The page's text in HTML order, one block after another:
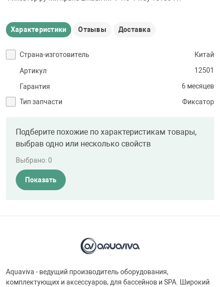
Характеристики Отзывы Доставка
Страна-изготовитель Китай
Артикул 12501
Гарантия
6 месяцев
Тип запчасти
Фиксатор
Подберите похожие по характеристикам товары,
выбрав одно или несколько свойств
Выбрано:0
Показать
Aquaviva - ведущий производитель оборудования,
комплектующих и аксессуаров, для бассейнов и SPA. Широкий